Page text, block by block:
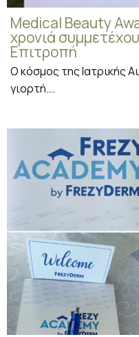
Medical Beauty
χρονιά
Επιτροπή
Ο κόσμος της Ιατρικής
γιορτή.…